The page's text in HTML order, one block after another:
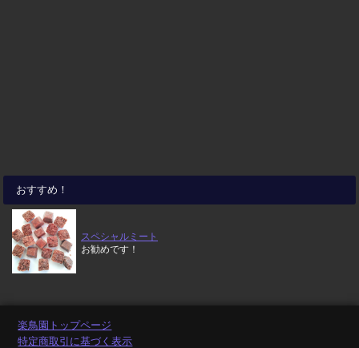
おすすめ！
スペシャルミート
お勧めです！
楽鳥園トップページ
特定商取引に基づく表示